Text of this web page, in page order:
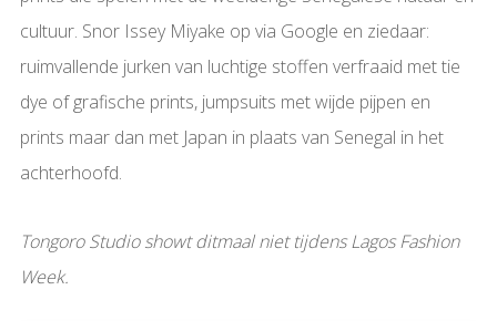
cultuur. Snor Issey Miyake op via Google en ziedaar:
ruimvallende jurken van luchtige stoffen verfraaid met tie
dye of grafische prints, jumpsuits met wijde pijpen en
prints maar dan met Japan in plaats van Senegal in het
achterhoofd.
Tongoro Studio showt ditmaal niet tijdens Lagos Fashion
Week.